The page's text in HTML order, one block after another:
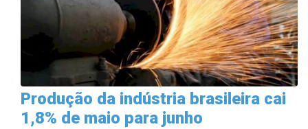
Produção da indústria brasileira cai
1,8% de maio para junho